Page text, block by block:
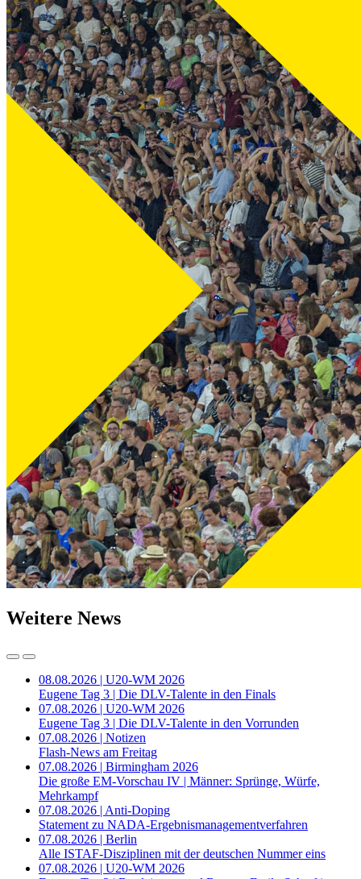
Weitere News
08.08.2026 | U20-WM 2026
Eugene Tag 3 | Die DLV-Talente in den Finals
07.08.2026 | U20-WM 2026
Eugene Tag 3 | Die DLV-Talente in den Vorrunden
07.08.2026 | Notizen
Flash-News am Freitag
07.08.2026 | Birmingham 2026
Die große EM-Vorschau IV | Männer: Sprünge, Würfe,
Mehrkampf
07.08.2026 | Anti-Doping
Statement zu NADA-Ergebnismanagementverfahren
07.08.2026 | Berlin
Alle ISTAF-Disziplinen mit der deutschen Nummer eins
07.08.2026 | U20-WM 2026